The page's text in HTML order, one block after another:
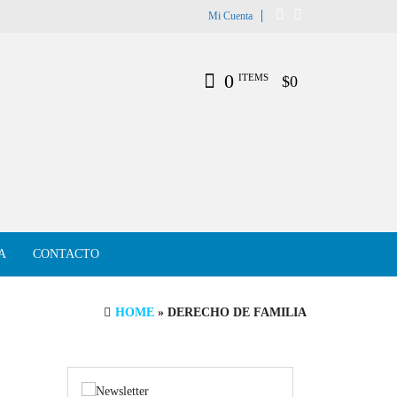
Mi Cuenta
0 ITEMS $0
CONTACTO
HOME » DERECHO DE FAMILIA